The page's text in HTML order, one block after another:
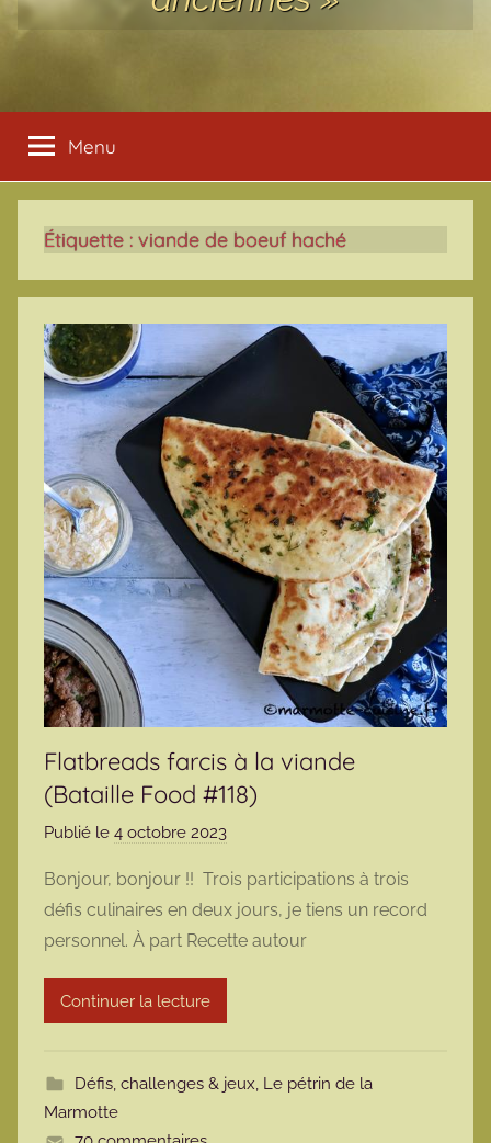
Menu
Étiquette : viande de boeuf haché
Flatbreads farcis à la viande
(Bataille Food #118)
Publié le 4 octobre 2023
r
m
a
t
Bonjour, bonjour !! Trois participations à trois
défis culinaires en deux jours, je tiens un record
personnel. À part Recette autour
Continuer la lecture
Défis, challenges & jeux, Le pétrin de la
Marmotte